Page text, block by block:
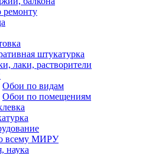
ремонту
штукатурка
лаки, растворители
Обои по видам
Обои по помещениям
всему МИРУ
наука